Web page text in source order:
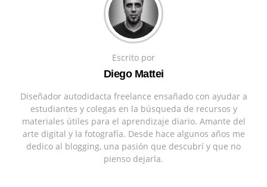
Escrito por
Diego Mattei
Diseñador autodidacta freelance ensañado con ayudar a
estudiantes y colegas en la búsqueda de recursos y
materiales útiles para el aprendizaje diario. Amante del
arte digital y la fotografía. Desde hace algunos años me
dedico al blogging, una pasión que descubrí y que no
pienso dejarla.